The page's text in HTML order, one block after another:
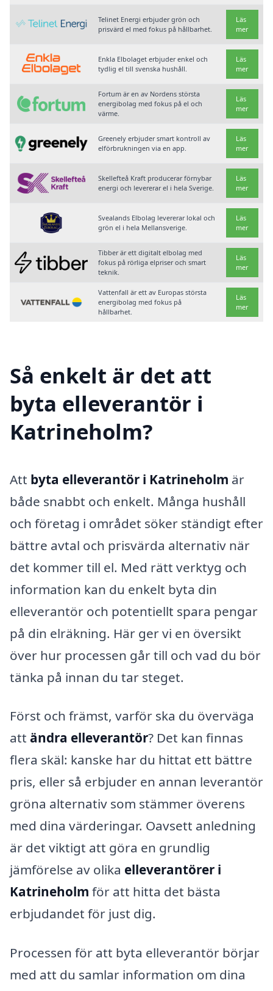
Telinet Energi erbjuder grön och
prisvärd el med fokus på hållbarhet.
Läs
mer
Enkla Elbolaget erbjuder enkel och
tydlig el till svenska hushåll.
Läs
mer
Fortum är en av Nordens största
energibolag med fokus på el och
värme.
Läs
mer
Greenely erbjuder smart kontroll av
elförbrukningen via en app.
Läs
mer
Skellefteå Kraft producerar förnybar
energi och levererar el i hela Sverige.
Läs
mer
Svealands Elbolag levererar lokal och
grön el i hela Mellansverige.
Läs
mer
Tibber är ett digitalt elbolag med
fokus på rörliga elpriser och smart
teknik.
Läs
mer
Vattenfall är ett av Europas största
energibolag med fokus på
hållbarhet.
Läs
mer
Så enkelt är det att
byta elleverantör i
Katrineholm?
Att byta elleverantör i Katrineholm är
både snabbt och enkelt. Många hushåll
och företag i området söker ständigt efter
bättre avtal och prisvärda alternativ när
det kommer till el. Med rätt verktyg och
information kan du enkelt byta din
elleverantör och potentiellt spara pengar
på din elräkning. Här ger vi en översikt
över hur processen går till och vad du bör
tänka på innan du tar steget.
Först och främst, varför ska du överväga
att ändra elleverantör? Det kan finnas
flera skäl: kanske har du hittat ett bättre
pris, eller så erbjuder en annan leverantör
gröna alternativ som stämmer överens
med dina värderingar. Oavsett anledning
är det viktigt att göra en grundlig
jämförelse av olika elleverantörer i
Katrineholm för att hitta det bästa
erbjudandet för just dig.
Processen för att byta elleverantör börjar
med att du samlar information om dina